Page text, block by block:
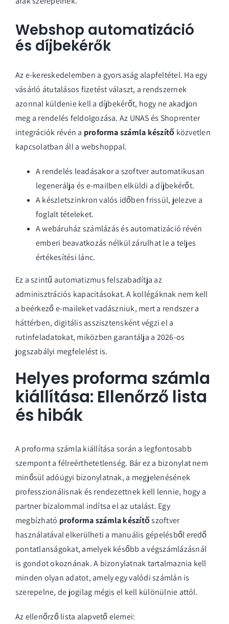
Webshop automatizáció
és díjbekérők
Az e-kereskedelemben a gyorsaság alapfeltétel. Ha egy
vásárló átutalásos fizetést választ, a rendszernek
azonnal küldenie kell a díjbekérőt, hogy ne akadjon
meg a rendelés feldolgozása. Az UNAS és Shoprenter
integrációk révén a proforma számla készítő közvetlen
kapcsolatban áll a webshoppal.
A rendelés leadásakor a szoftver automatikusan
legenerálja és e-mailben elküldi a díjbekérőt.
A készletszinkron valós időben frissül, jelezve a
foglalt tételeket.
Awebáruház számlázás és automatizáció révén
emberi beavatkozás nélkül zárulhat le a teljes
értékesítési lánc.
Ez a szintű automatizmus felszabadítja az
adminisztrációs kapacitásokat. A kollégáknak nem kell
a beérkező e-maileket vadászniuk, mert a rendszer a
háttérben, digitális asszisztensként végzi el a
rutinfeladatokat, miközben garantálja a 2026-os
jogszabályi megfelelést is.
Helyes proforma számla
kiállítása: Ellenőrző lista
és hibák
A proforma számla kiállítása során a legfontosabb
szempont a félreérthetetlenség. Bár ez a bizonylat nem
minősül adóügyi bizonylatnak, a megjelenésének
professzionálisnak és rendezettnek kell lennie, hogy a
partner bizalommal indítsa el az utalást. Egy
megbízható proforma számla készítőszoftver
használatával elkerülheti a manuális gépelésből eredő
pontatlanságokat, amelyek később a végszámlázásnál
is gondot okoznának. A bizonylatnak tartalmaznia kell
minden olyan adatot, amely egy valódi számlán is
szerepelne, de jogilag mégis el kell különülnie attól.
Az ellenőrző lista alapvető elemei: